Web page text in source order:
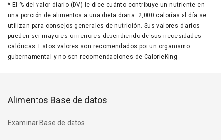
* El % del valor diario (DV) le dice cuánto contribuye un nutriente en
una porción de alimentos a una dieta diaria. 2,000 calorías al día se
utilizan para consejos generales de nutrición. Sus valores diarios
pueden ser mayores o menores dependiendo de sus necesidades
calóricas. Estos valores son recomendados por un organismo
gubernamental y no son recomendaciones de CalorieKing.
Alimentos Base de datos
Examinar Base de datos